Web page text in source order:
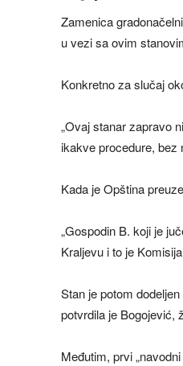
Zamenica
u vezi sa ovim
Konkretno za slučaj
„Ovaj stanar zapravo
ikakve procedure, bez
Kada je Opština
„Gospodin B. koji je
Kraljevu i to je
Stan je potom
potvrdila je Bogojević,
Međutim, prvi